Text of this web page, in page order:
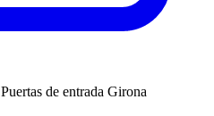
Puertas de entrada Girona